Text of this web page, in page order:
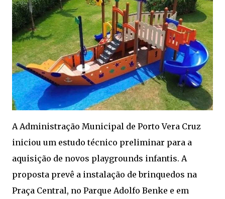
A Administração Municipal de Porto Vera Cruz
iniciou um estudo técnico preliminar para a
aquisição de novos playgrounds infantis. A
proposta prevê a instalação de brinquedos na
Praça Central, no Parque Adolfo Benke e em